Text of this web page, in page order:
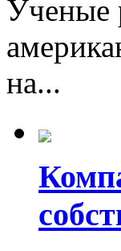
Ученые
на...